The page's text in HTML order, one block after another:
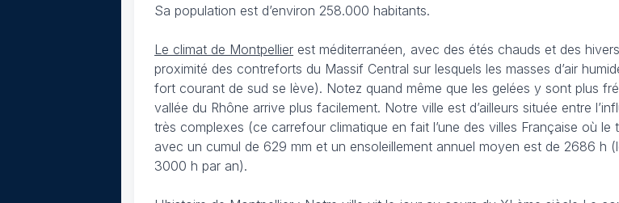
Sa population est d’environ 258.000 habitants.
Le climat de Montpellier est méditerranéen, avec des étés chauds et des
proximité des contreforts du Massif Central sur lesquels les masses d’air
fort courant de sud se lève). Notez quand même que les gelées y sont plus
vallée du Rhône arrive plus facilement. Notre ville est d’ailleurs située entre
très complexes (ce carrefour climatique en fait l’une des villes Française où
avec un cumul de 629 mm et un ensoleillement annuel moyen est de 2686 h
3000 h par an).